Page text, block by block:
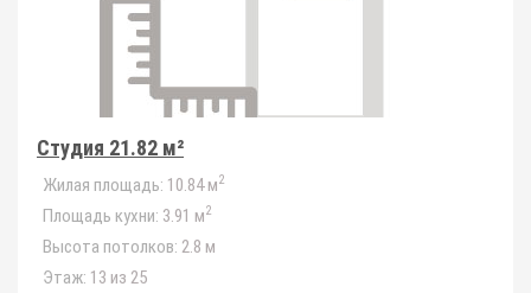
Студия 21.82 м²
Жилая площадь: 10.84 м2
Площадь кухни: 3.91 м2
Высота потолков: 2.8 м
Этаж: 13 из 25